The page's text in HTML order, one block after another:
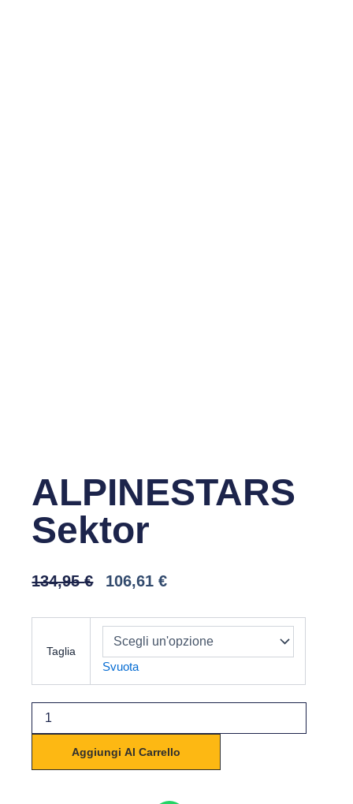
ALPINESTARS
Sektor
134,95€
Il
Originale
Era:
134,95 €.
106,61€Il
Attuale
È:
106,61 €.
Taglia
Svuota
ALPINESTARS
quantità
Aggiungi Al Carrello